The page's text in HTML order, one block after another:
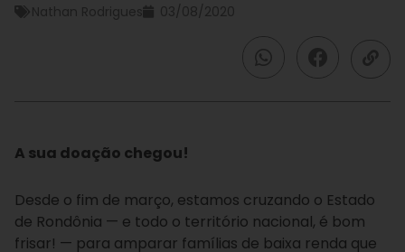
Nathan Rodrigues 03/08/2020
A sua doação chegou!
Desde o fim de março, estamos cruzando o Estado
de Rondônia — e todo o território nacional, é bom
frisar! — para amparar famílias de baixa renda que